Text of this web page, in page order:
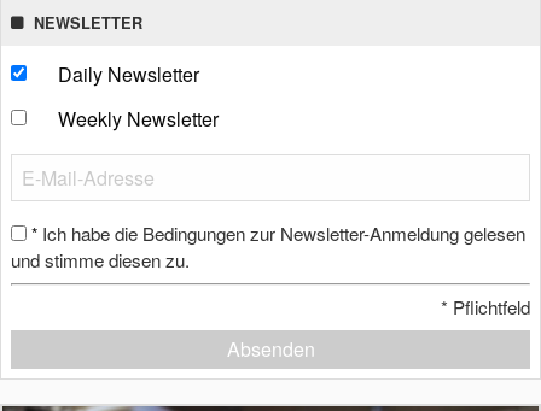
NEWSLETTER
Daily Newsletter
Weekly Newsletter
* Ich habe die Bedingungen zur Newsletter-Anmeldung gelesen
und stimme diesen zu.
* Pflichtfeld
Absenden